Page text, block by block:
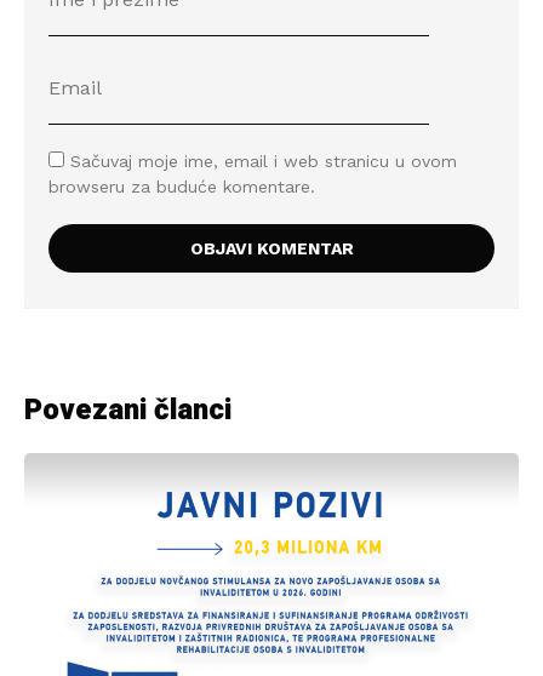
Sačuvaj moje ime, email i web stranicu u ovom
browseru za buduće komentare.
Povezani članci